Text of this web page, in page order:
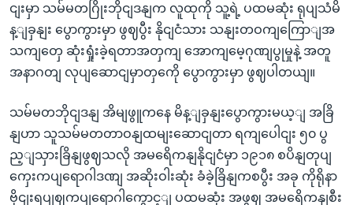
ငျးမှာ သမ်မတဂြိုးဘိုငျဒနျက လူထုကို သူ့ရဲ့ ပထမဆုံး ရုပျသံမိ
န့ျခှနျး ပွောကွားမှာ ဖွဈပွီး နိုငျငံသား သနျးတဝကျကြောျအ
သကျတှေ ဆုံးရှုံးခဲ့ရတာအတှကျ အောကျမေ့ဂုဏျပွုမှုနဲ့ အတူ
အနာဂတျ လုပျဆောငျမှာတှကေို ပွောကွားမှာ ဖွဈပါတယျ။
သမ်မတဘိုငျဒနျ အိမျဖွူကနေ မိန့ျခှနျးပွောကွားမယ့ျ အခြိ
နျဟာ သူသမ်မတတာဝနျထမျးဆောငျတာ ရကျပေါငျး ၅၀ ပွ
ည့ျသှားခြိနျဖွဈသလို အမရေိကနျနိုငျငံမှာ ၁၉၁၈ စပိနျတုပျ
ကှေးကပျရောဂါဒဏျ အဆိုးဝါးဆုံး ခံခဲ့ခြိနျကစပွီး အခု ကိုရိုနာ
ဗိုငျးရပျဈကပျရောဂါကွောင့ျ ပထမဆုံး အဖွဈ အမရေိကနျစီး